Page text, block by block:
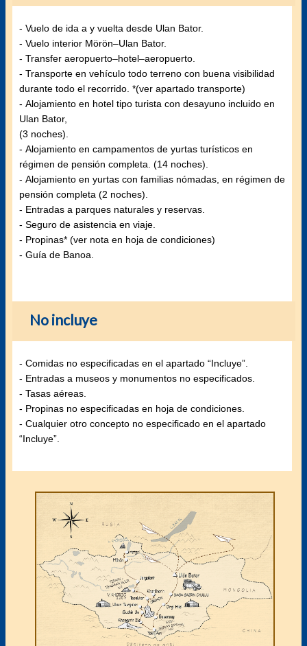
- Vuelo de ida a y vuelta desde Ulan Bator.
- Vuelo interior Mörön–Ulan Bator.
- Transfer aeropuerto–hotel–aeropuerto.
- Transporte en vehículo todo terreno con buena visibilidad
durante todo el recorrido. *(ver apartado transporte)
- Alojamiento en hotel tipo turista con desayuno incluido en
Ulan Bator,
(3 noches).
- Alojamiento en campamentos de yurtas turísticos en
régimen de pensión completa. (14 noches).
- Alojamiento en yurtas con familias nómadas, en régimen de
pensión completa (2 noches).
- Entradas a parques naturales y reservas.
- Seguro de asistencia en viaje.
- Propinas* (ver nota en hoja de condiciones)
- Guía de Banoa.
No incluye
- Comidas no especificadas en el apartado “Incluye”.
- Entradas a museos y monumentos no especificados.
- Tasas aéreas.
- Propinas no especificadas en hoja de condiciones.
- Cualquier otro concepto no especificado en el apartado
“Incluye”.